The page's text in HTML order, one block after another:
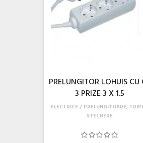
PRELUNGITOR LOHUIS CU
3 PRIZE 3 X 1.5
ELECTRICE
PRELUNGITOARE,
STECHERE